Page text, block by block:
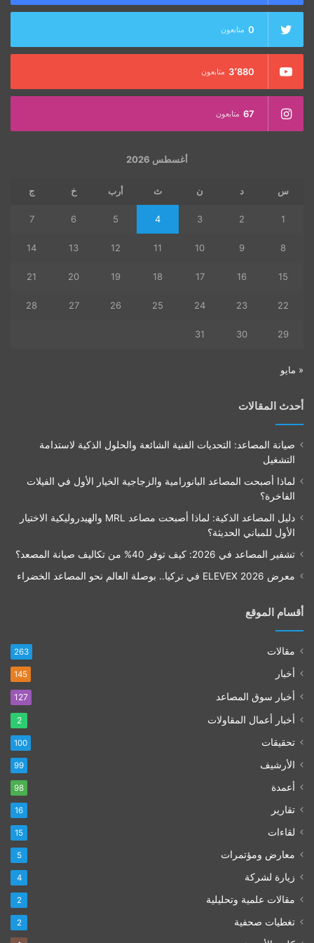
0 متابعون
3٬880 متابعون
67 متابعون
أغسطس 2026
س د ن ث أرب خ ج
1
2
3
4
5
6
7
8
9
10
11
12
13
14
15
16
17
18
19
20
21
22
23
24
25
26
27
28
29
30
31
« مايو
أحدث المقالات
صيانة المصاعد: التحديات الفنية الشائعة والحلول الذكية لاستدامة
التشغيل
لماذا أصبحت المصاعد البانورامية والزجاجية الخيار الأول في الفيلات
الفاخرة؟
دليل المصاعد الذكية: لماذا أصبحت مصاعد MRL والهيدروليكية الاختيار
الأول للمباني الحديثة؟
تشفير المصاعد في 2026: كيف توفر 40% من تكاليف صيانة المصعد؟
معرض ELEVEX 2026 في تركيا.. بوصلة العالم نحو المصاعد الخضراء
أقسام الموقع
مقالات 263
أخبار 145
أخبار سوق المصاعد 127
أخبار أعمال المقاولات 2
تحقيقات 100
الأرشيف 99
أعمدة 98
تقارير 16
لقاءات 15
معارض ومؤتمرات 5
زيارة لشركة 4
مقالات علمية وتحليلية 2
تغطيات صحفية 2